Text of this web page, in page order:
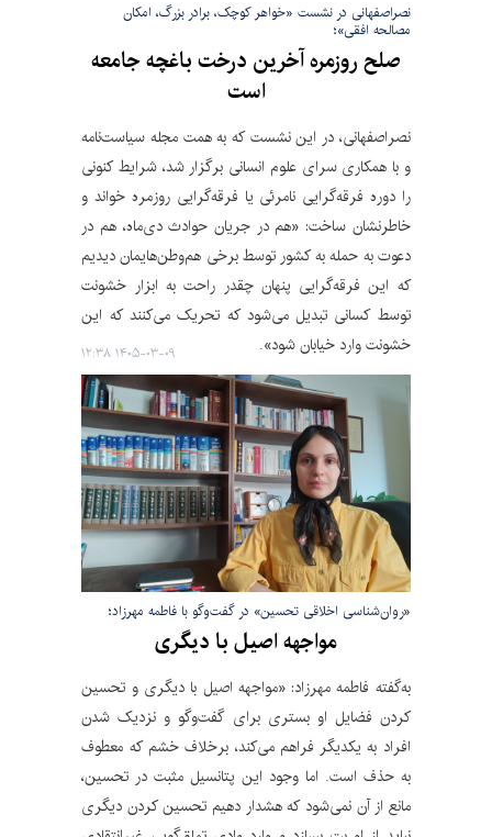
نصراصفهانی در نشست «خواهر کوچک، برادر بزرگ، امکان
مصالحه افقی»؛
صلح روزمره آخرین درخت باغچه جامعه
است
نصراصفهانی، در این نشست که به همت مجله سیاست‌نامه
و با همکاری سرای علوم انسانی برگزار شد، شرایط کنونی
را دوره فرقه‌گرایی نامرئی یا فرقه‌گرایی روزمره خواند و
خاطرنشان ساخت: «هم در جریان حوادث دی‌ماه، هم در
دعوت به حمله به کشور توسط برخی هم‌وطن‌هایمان دیدیم
که این فرقه‌گرایی پنهان چقدر راحت به ابزار خشونت
توسط کسانی تبدیل می‌شود که تحریک می‌کنند که این
خشونت وارد خیابان شود».
۱۴۰۵-۰۳-۰۹ ۱۲:۳۸
«روان‌شناسی اخلاقی تحسین» در گفت‌وگو با فاطمه مهرزاد؛
مواجهه اصیل با دیگری
به‌گفته فاطمه مهرزاد: «مواجهه‌ اصیل با دیگری و تحسین
کردن فضایل او بستری برای گفت‌وگو و نزدیک شدن
افراد به یکدیگر فراهم می‌کند، برخلاف خشم که معطوف
به حذف است. اما وجود این پتانسیل مثبت در تحسین،
مانع از آن نمی‌شود که هشدار دهیم تحسین کردن دیگری